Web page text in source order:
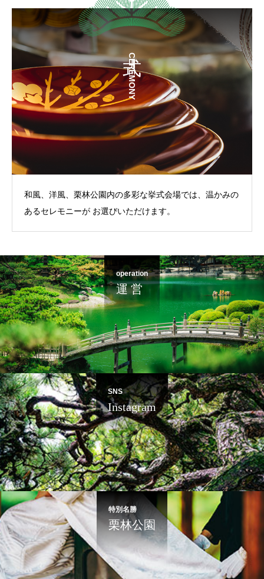
CEREMONY
和風、洋風、栗林公園内の多彩な挙式会場では、温かみの
あるセレモニーが お選びいただけます。
operation
運 営
SNS
Instagram
特別名勝
栗林公園